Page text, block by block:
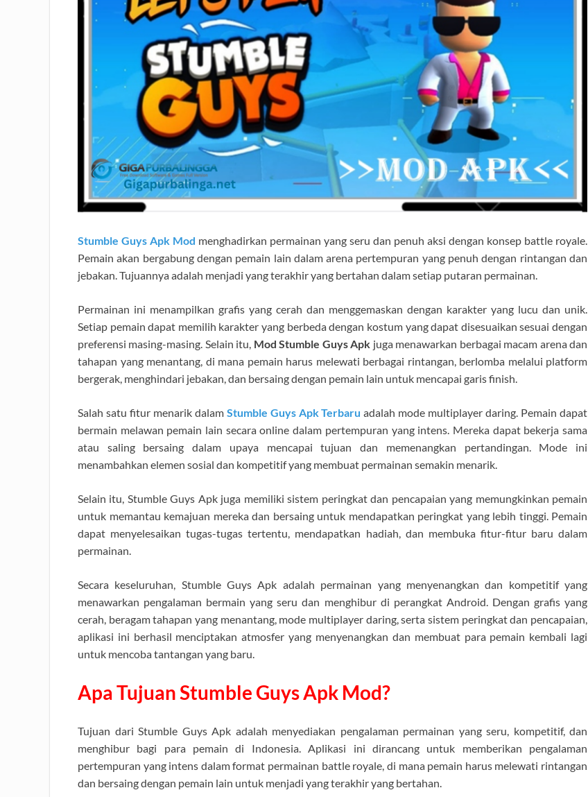
Stumble Guys Apk Mod menghadirkan permainan yang seru dan penuh aksi dengan konsep battle royale.
Pemain akan bergabung dengan pemain lain dalam arena pertempuran yang penuh dengan rintangan dan
jebakan. Tujuannya adalah menjadi yang terakhir yang bertahan dalam setiap putaran permainan.
Permainan ini menampilkan grafis yang cerah dan menggemaskan dengan karakter yang lucu dan unik.
Setiap pemain dapat memilih karakter yang berbeda dengan kostum yang dapat disesuaikan sesuai dengan
preferensi masing-masing. Selain itu, Mod Stumble Guys Apk juga menawarkan berbagai macam arena dan
tahapan yang menantang, di mana pemain harus melewati berbagai rintangan, berlomba melalui platform
bergerak, menghindari jebakan, dan bersaing dengan pemain lain untuk mencapai garis finish.
Salah satu fitur menarik dalam Stumble Guys Apk Terbaru adalah mode multiplayer daring. Pemain dapat
bermain melawan pemain lain secara online dalam pertempuran yang intens. Mereka dapat bekerja sama
atau saling bersaing dalam upaya mencapai tujuan dan memenangkan pertandingan. Mode ini
menambahkan elemen sosial dan kompetitif yang membuat permainan semakin menarik.
Selain itu, Stumble Guys Apk juga memiliki sistem peringkat dan pencapaian yang memungkinkan pemain
untuk memantau kemajuan mereka dan bersaing untuk mendapatkan peringkat yang lebih tinggi. Pemain
dapat menyelesaikan tugas-tugas tertentu, mendapatkan hadiah, dan membuka fitur-fitur baru dalam
permainan.
Secara keseluruhan, Stumble Guys Apk adalah permainan yang menyenangkan dan kompetitif yang
menawarkan pengalaman bermain yang seru dan menghibur di perangkat Android. Dengan grafis yang
cerah, beragam tahapan yang menantang, mode multiplayer daring, serta sistem peringkat dan pencapaian,
aplikasi ini berhasil menciptakan atmosfer yang menyenangkan dan membuat para pemain kembali lagi
untuk mencoba tantangan yang baru.
Apa Tujuan Stumble Guys Apk Mod?
Tujuan dari Stumble Guys Apk adalah menyediakan pengalaman permainan yang seru, kompetitif, dan
menghibur bagi para pemain di Indonesia. Aplikasi ini dirancang untuk memberikan pengalaman
pertempuran yang intens dalam format permainan battle royale, di mana pemain harus melewati rintangan
dan bersaing dengan pemain lain untuk menjadi yang terakhir yang bertahan.